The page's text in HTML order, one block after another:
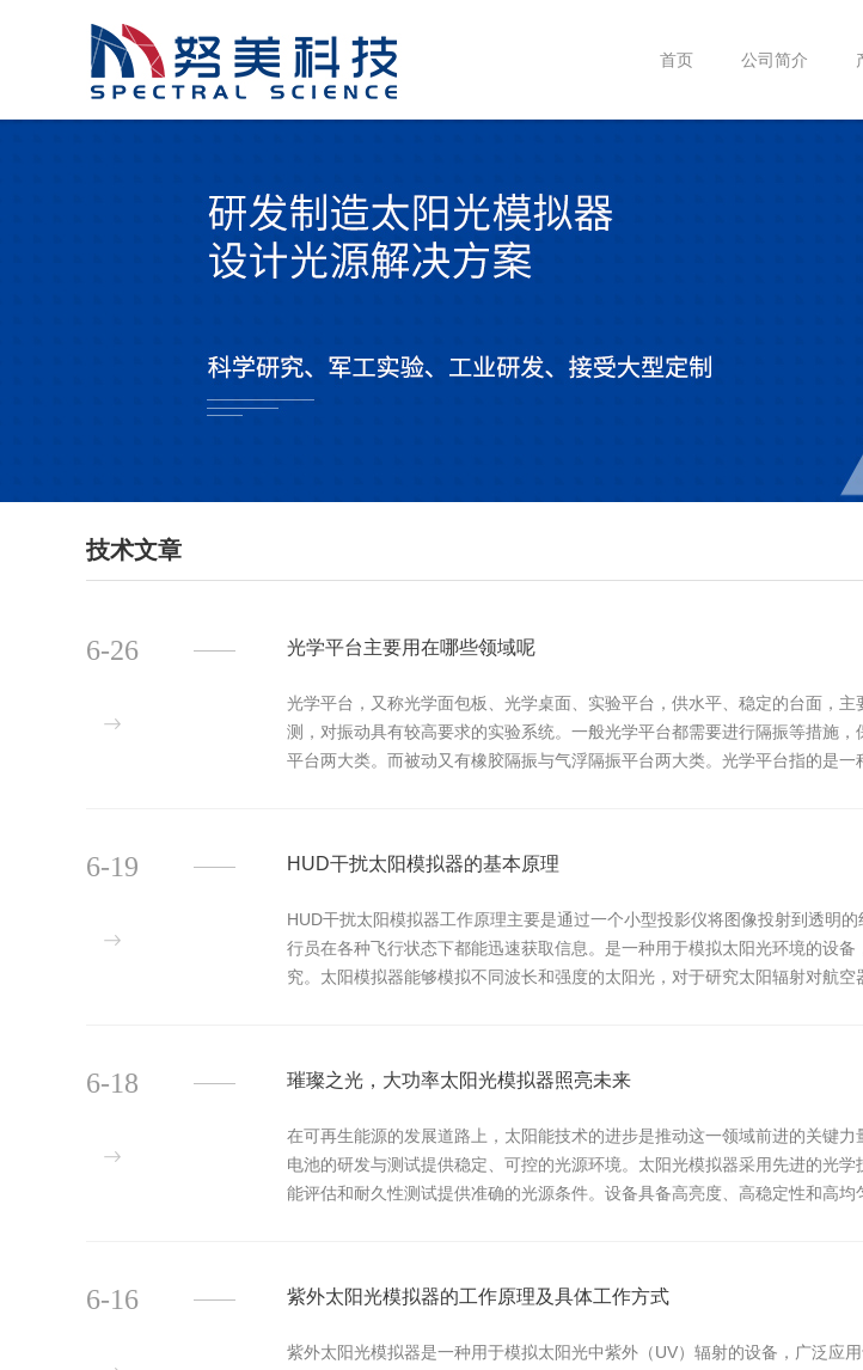
首页 公司简介
技术文章
光学平台主要用在哪些领域呢
光学平台，又称光学面包板、光学桌面、实验平台，供水平、稳定的台面，
测，对振动具有较高要求的实验系统。一般光学平台都需要进行隔振等措施
平台两大类。而被动又有橡胶隔振与气浮隔振平台两大类。光学平台指的是
6-26
HUD干扰太阳模拟器的基本原理
HUD干扰太阳模拟器工作原理主要是通过一个小型投影仪将图像投射到透明
行员在各种飞行状态下都能迅速获取信息。是一种用于模拟太阳光环境的设
究。太阳模拟器能够模拟不同波长和强度的太阳光，对于研究太阳辐射对航
6-19
璀璨之光，大功率太阳光模拟器照亮未来
在可再生能源的发展道路上，太阳能技术的进步是推动这一领域前进的关键
电池的研发与测试提供稳定、可控的光源环境。太阳光模拟器采用先进的光
能评估和耐久性测试提供准确的光源条件。设备具备高亮度、高稳定性和高
6-18
紫外太阳光模拟器的工作原理及具体工作方式
紫外太阳光模拟器是一种用于模拟太阳光中紫外（UV）辐射的设备，广泛应
6-16